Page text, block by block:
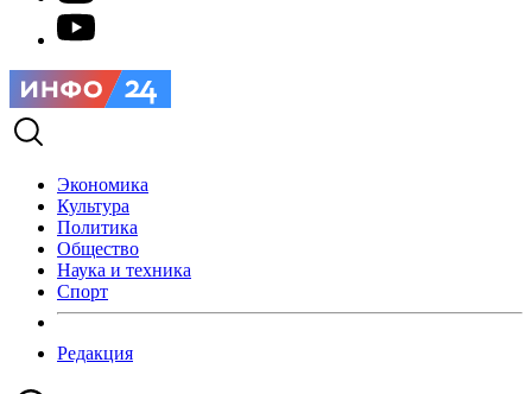
Экономика
Культура
Политика
Общество
Наука и техника
Спорт
Редакция